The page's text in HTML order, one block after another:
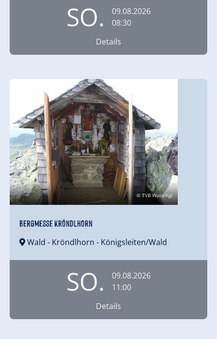
SO.
09.08.2026
08:30
Details
© TVB Wald/Kgl.
Bergmesse Kröndlhorn
Wald - Kröndlhorn - Königsleiten/Wald
SO.
09.08.2026
11:00
Details